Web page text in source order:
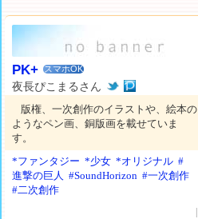
PK+ スマホOK
夜長ぴこまるさん
版権、一次創作のイラストや、絵本の
ようなペン画、銅版画を載せていま
す。
*ファンタジー *少女 *オリジナル #
進撃の巨人 #SoundHorizon #一次創作
#二次創作